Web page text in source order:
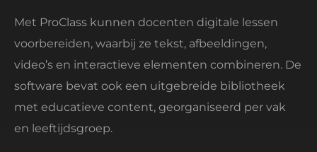
Met ProClass kunnen docenten digitale lessen
voorbereiden, waarbij ze tekst, afbeeldingen,
video’s en interactieve elementen combineren. De
software bevat ook een uitgebreide bibliotheek
met educatieve content, georganiseerd per vak
en leeftijdsgroep.